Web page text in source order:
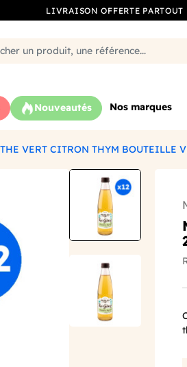
LIVRAISON OFFERTE PARTOUT
Nouveautés Nos marques
VERT CITRON THYM BOUTEILLE